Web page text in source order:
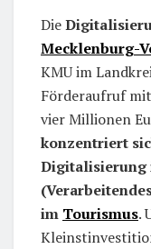
Die
Mecklenburg-
KMU im
Förderaufruf
vier Millionen
konzentriert
Digitalisierung
im Tourismus.